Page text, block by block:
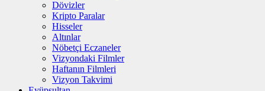
Dövizler
Kripto Paralar
Hisseler
Altınlar
Nöbetçi Eczaneler
Vizyondaki Filmler
Haftanın Filmleri
Vizyon Takvimi